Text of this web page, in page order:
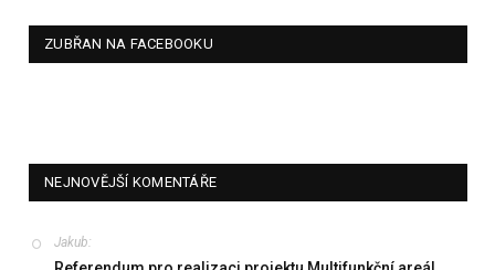
ZUBŘAN NA FACEBOOKU
NEJNOVĚJŠÍ KOMENTÁŘE
Jakub: